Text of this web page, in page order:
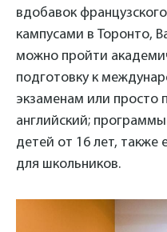
вдобавок
кампусами в Торонто,
можно пройти
подготовку к
экзаменам или просто
английский;
детей от 16 лет,
для школьников.